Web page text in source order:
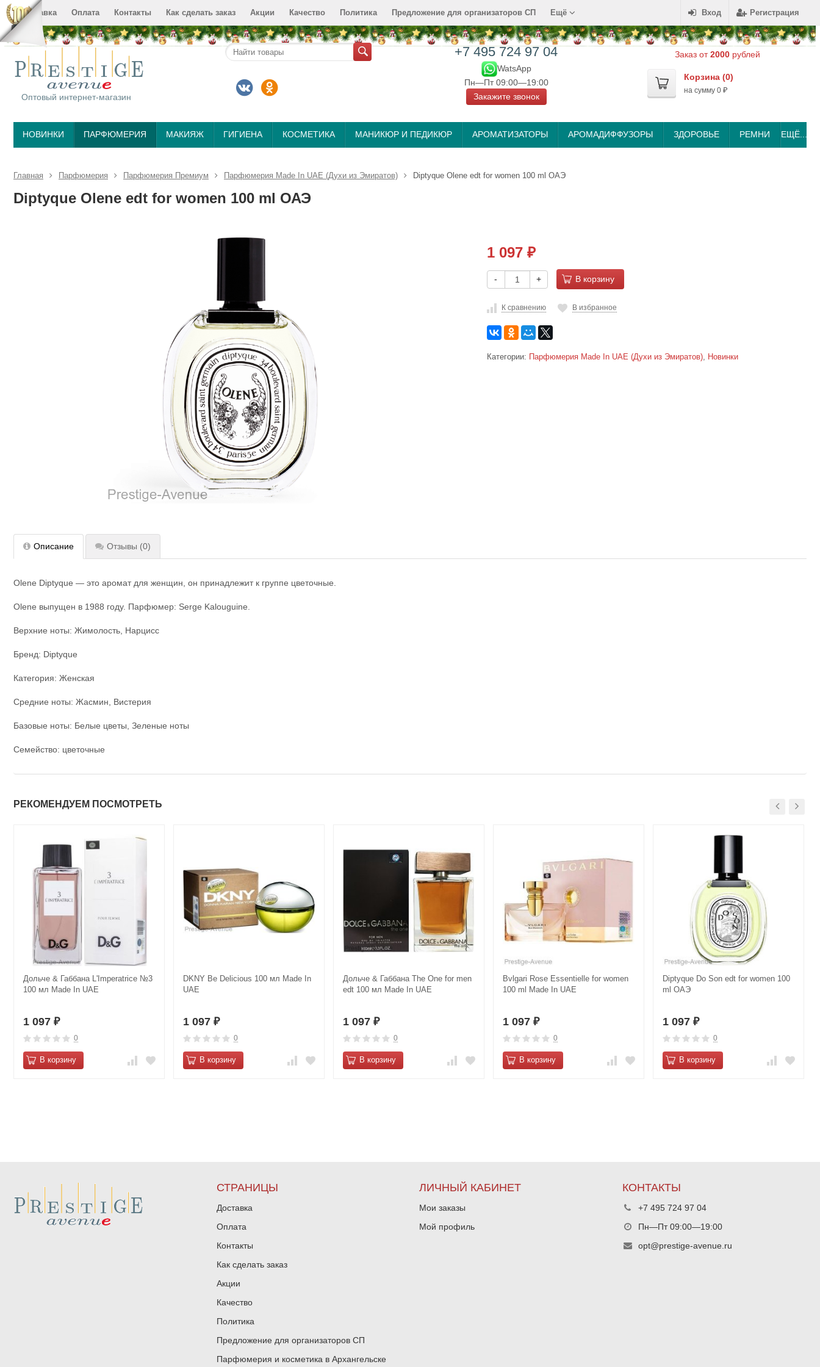
Вход Регистрация
Доставка Оплата Контакты Как сделать заказ Акции Качество Политика Предложение для организаторов СП Ещё
Оптовый интернет-магазин
+7 495 724 97 04
WatsApp
Пн—Пт 09:00—19:00
Закажите звонок
Заказ от2000 рублей
Корзина (0)
на сумму 0 ₽
НОВИНКИ ПАРФЮМЕРИЯ МАКИЯЖ ГИГИЕНА КОСМЕТИКА МАНИКЮР И ПЕДИКЮР АРОМАТИЗАТОРЫ АРОМАДИФФУЗОРЫ ЗДОРОВЬЕ РЕМНИ ЕЩЁ...
Главная Парфюмерия Парфюмерия Премиум Парфюмерия Made In UAE (Духи из Эмиратов) Diptyque Olene edt for women 100 ml ОАЭ
Diptyque Olene edt for women 100 ml ОАЭ
1 097 ₽
- + В корзину
К сравнению В избранное
Категории: Парфюмерия Made In UAE (Духи из Эмиратов), Новинки
Описание Отзывы (0)
Olene Diptyque — это аромат для женщин, он принадлежит к группе цветочные.
Olene выпущен в 1988 году. Парфюмер: Serge Kalouguine.
Верхние ноты: Жимолость, Нарцисс
Бренд: Diptyque
Категория: Женская
Средние ноты: Жасмин, Вистерия
Базовые ноты: Белые цветы, Зеленые ноты
Семейство: цветочные
РЕКОМЕНДУЕМ ПОСМОТРЕТЬ
Дольче & Габбана L'Imperatrice №3
100 мл Made In UAE
1 097 ₽
0
В корзину
DKNY Be Delicious 100 мл Made In
UAE
1 097 ₽
0
В корзину
Дольче & Габбана The One for men
edt 100 мл Made In UAE
1 097 ₽
0
В корзину
Bvlgari Rose Essentielle for women
100 ml Made In UAE
1 097 ₽
0
В корзину
Diptyque Do Son edt for women 100
ml ОАЭ
1 097 ₽
0
В корзину
СТРАНИЦЫ
Доставка
Оплата
Контакты
Как сделать заказ
Акции
Качество
Политика
Предложение для организаторов СП
Парфюмерия и косметика в Архангельске
ЛИЧНЫЙ КАБИНЕТ
Мои заказы
Мой профиль
КОНТАКТЫ
+7 495 724 97 04
Пн—Пт 09:00—19:00
opt@prestige-avenue.ru